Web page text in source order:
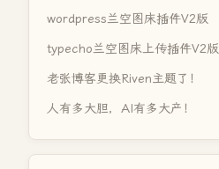
wordpress兰空图床插件V2版
typecho兰空图床上传插件V2版
老张博客更换Riven主题了！
人有多大胆，AI有多大产！